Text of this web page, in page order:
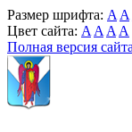
Размер шрифта: A A
Цвет сайта: A A A A
Полная версия сайта